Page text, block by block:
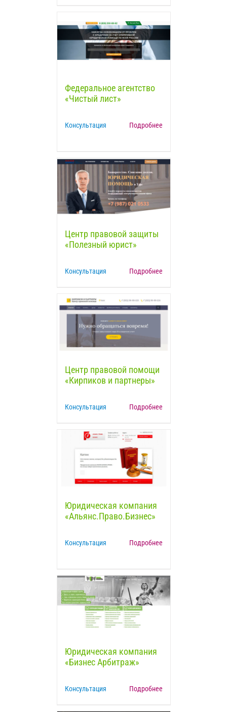
Федеральное агентство
«Чистый лист»
Консультация Подробнее
Центр правовой защиты
«Полезный юрист»
Консультация Подробнее
Центр правовой помощи
«Кирпиков и партнеры»
Консультация Подробнее
Юридическая компания
«Альянс.Право.Бизнес»
Консультация Подробнее
Юридическая компания
«Бизнес Арбитраж»
Консультация Подробнее